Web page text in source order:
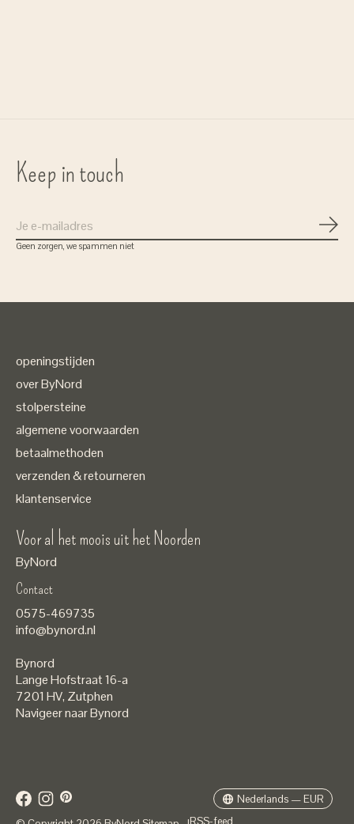
Keep in touch
Geen zorgen, we spammen niet
openingstijden
over ByNord
stolpersteine
algemene voorwaarden
betaalmethoden
verzenden & retourneren
klantenservice
Voor al het moois uit het Noorden
ByNord
Contact
0575-469735
info@bynord.nl
Bynord
Lange Hofstraat 16-a
7201 HV, Zutphen
Navigeer naar Bynord
RSS-feed
Nederlands — EUR